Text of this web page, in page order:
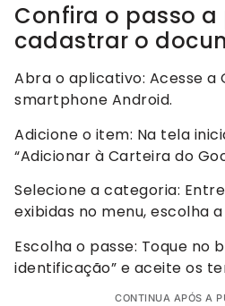
Confira o passo
cadastrar o
Abra o aplicativo: Acesse a
smartphone Android.
Adicione o item: Na tela
“Adicionar à Carteira do
Selecione a categoria:
exibidas no menu, escolha a
Escolha o passe: Toque no
identificação” e aceite os
CONTINUA APÓS A